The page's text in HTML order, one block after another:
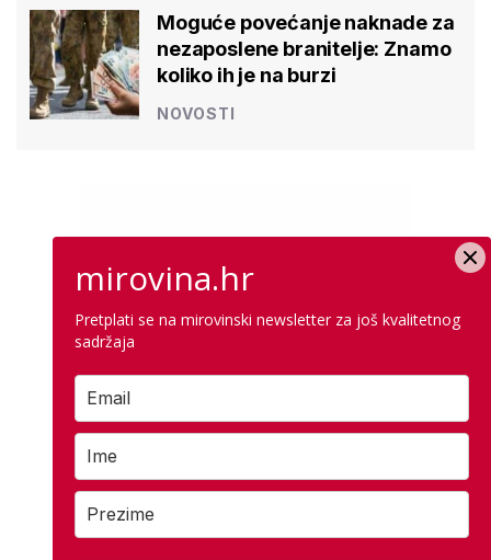
Moguće povećanje naknade za
nezaposlene branitelje: Znamo
koliko ih je na burzi
NOVOSTI
mirovina.hr
Pretplati se na mirovinski newsletter za još kvalitetnog
sadržaja